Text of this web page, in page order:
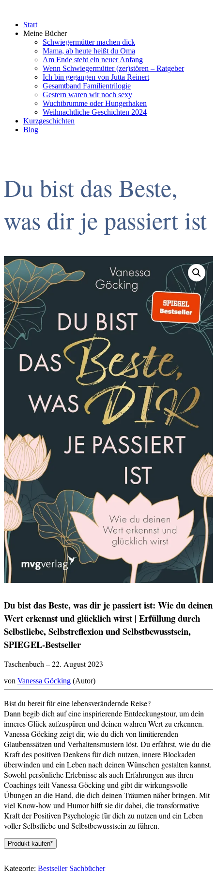
Start
Meine Bücher
Schwiegermütter machen dick
Mama, ab heute heißt du Oma
Am Ende steht ein neuer Anfang
Wenn Schwiegermütter (zer)stören – Ratgeber
Ich bin gegangen von Jutta Reinert
Gesamtband Familientrilogie
Gestern waren wir noch sexy
Wuchtbrumme oder Hungerhaken
Weihnachtliche Geschichten 2024
Kurzgeschichten
Blog
Du bist das Beste,
was dir je passiert ist
Du bist das Beste, was dir je passiert ist: Wie du deinen
Wert erkennst und glücklich wirst | Erfüllung durch
Selbstliebe, Selbstreflexion und Selbstbewusstsein,
SPIEGEL-Bestseller
Taschenbuch – 22. August 2023
von Vanessa Göcking (Autor)
Bist du bereit für eine lebensverändernde Reise?
Dann begib dich auf eine inspirierende Entdeckungstour, um dein
inneres Glück aufzuspüren und deinen wahren Wert zu erkennen.
Vanessa Göcking zeigt dir, wie du dich von limitierenden
Glaubenssätzen und Verhaltensmustern löst. Du erfährst, wie du die
Kraft des positiven Denkens für dich nutzen, innere Blockaden
überwinden und ein Leben nach deinen Wünschen gestalten kannst.
Sowohl persönliche Erlebnisse als auch Erfahrungen aus ihren
Coachings teilt Vanessa Göcking und gibt dir wirkungsvolle
Übungen an die Hand, die dich deinen Träumen näher bringen. Mit
viel Know-how und Humor hilft sie dir dabei, die transformative
Kraft der Positiven Psychologie für dich zu nutzen und ein Leben
voller Selbstliebe und Selbstbewusstsein zu führen.
Produkt kaufen*
Kategorie: Bestseller Sachbücher